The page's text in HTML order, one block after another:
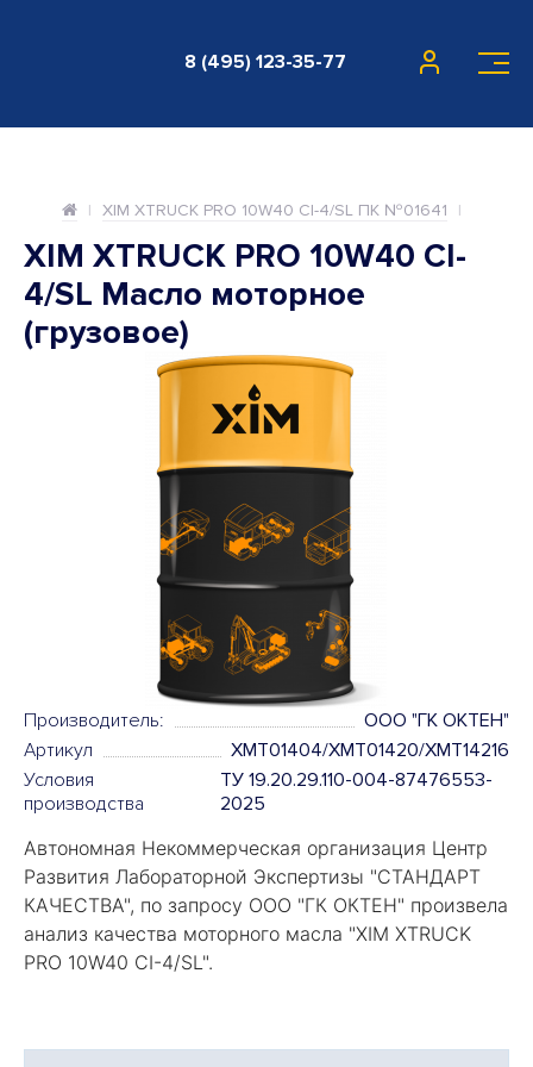
8 (495) 123-35-77
XIM XTRUCK PRO 10W40 CI-4/SL ПК №01641
XIM XTRUCK PRO 10W40 CI-
4/SL Масло моторное
(грузовое)
Производитель:
ООО "ГК ОКТЕН"
Артикул
XMT01404/XMT01420/XMT14216
Условия
производства
ТУ 19.20.29.110-004-87476553-
2025
Автономная Некоммерческая организация Центр
Развития Лабораторной Экспертизы "СТАНДАРТ
КАЧЕСТВА", по запросу ООО "ГК ОКТЕН" произвела
анализ качества моторного масла "XIM XTRUCK
PRO 10W40 CI-4/SL".